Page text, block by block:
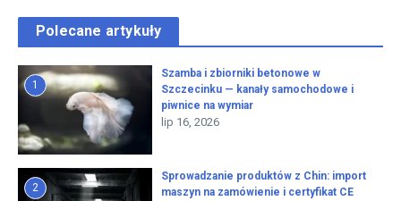
Polecane artykuły
1
Szamba i zbiorniki betonowe w
Szczecinku — kanały samochodowe i
piwnice na wymiar
lip 16, 2026
2
Sprowadzanie produktów z Chin: import
maszyn na zamówienie i certyfikat CE